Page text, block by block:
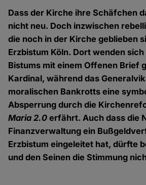
Dass der Kirche ihre Schäfchen
nicht neu. Doch inzwischen
die noch in der Kirche geblieben
Erzbistum Köln. Dort wenden
Bistums mit einem Offenen Brief
Kardinal, während das
moralischen Bankrotts eine
Absperrung durch die
Maria 2.0erfährt. Auch dass die
Finanzverwaltung ein
Erzbistum eingeleitet hat, dürfte
und den Seinen die Stimmung